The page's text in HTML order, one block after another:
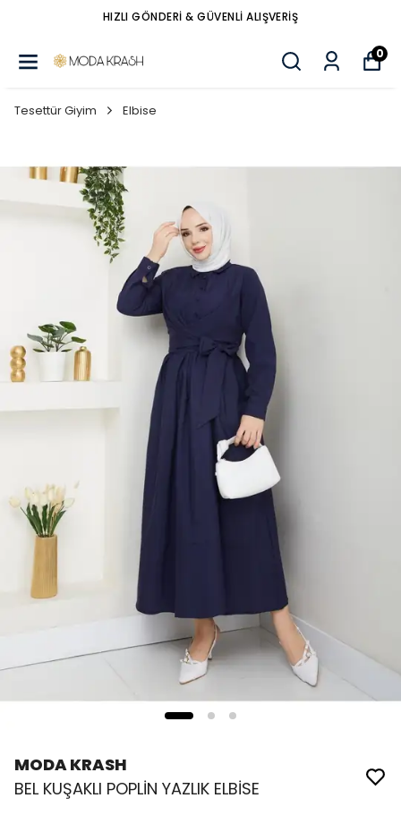
HIZLI GÖNDERİ & GÜVENLİ ALIŞVERİŞ
0
Tesettür Giyim Elbise
MODA KRASH
BEL KUŞAKLI POPLİN YAZLIK ELBİSE